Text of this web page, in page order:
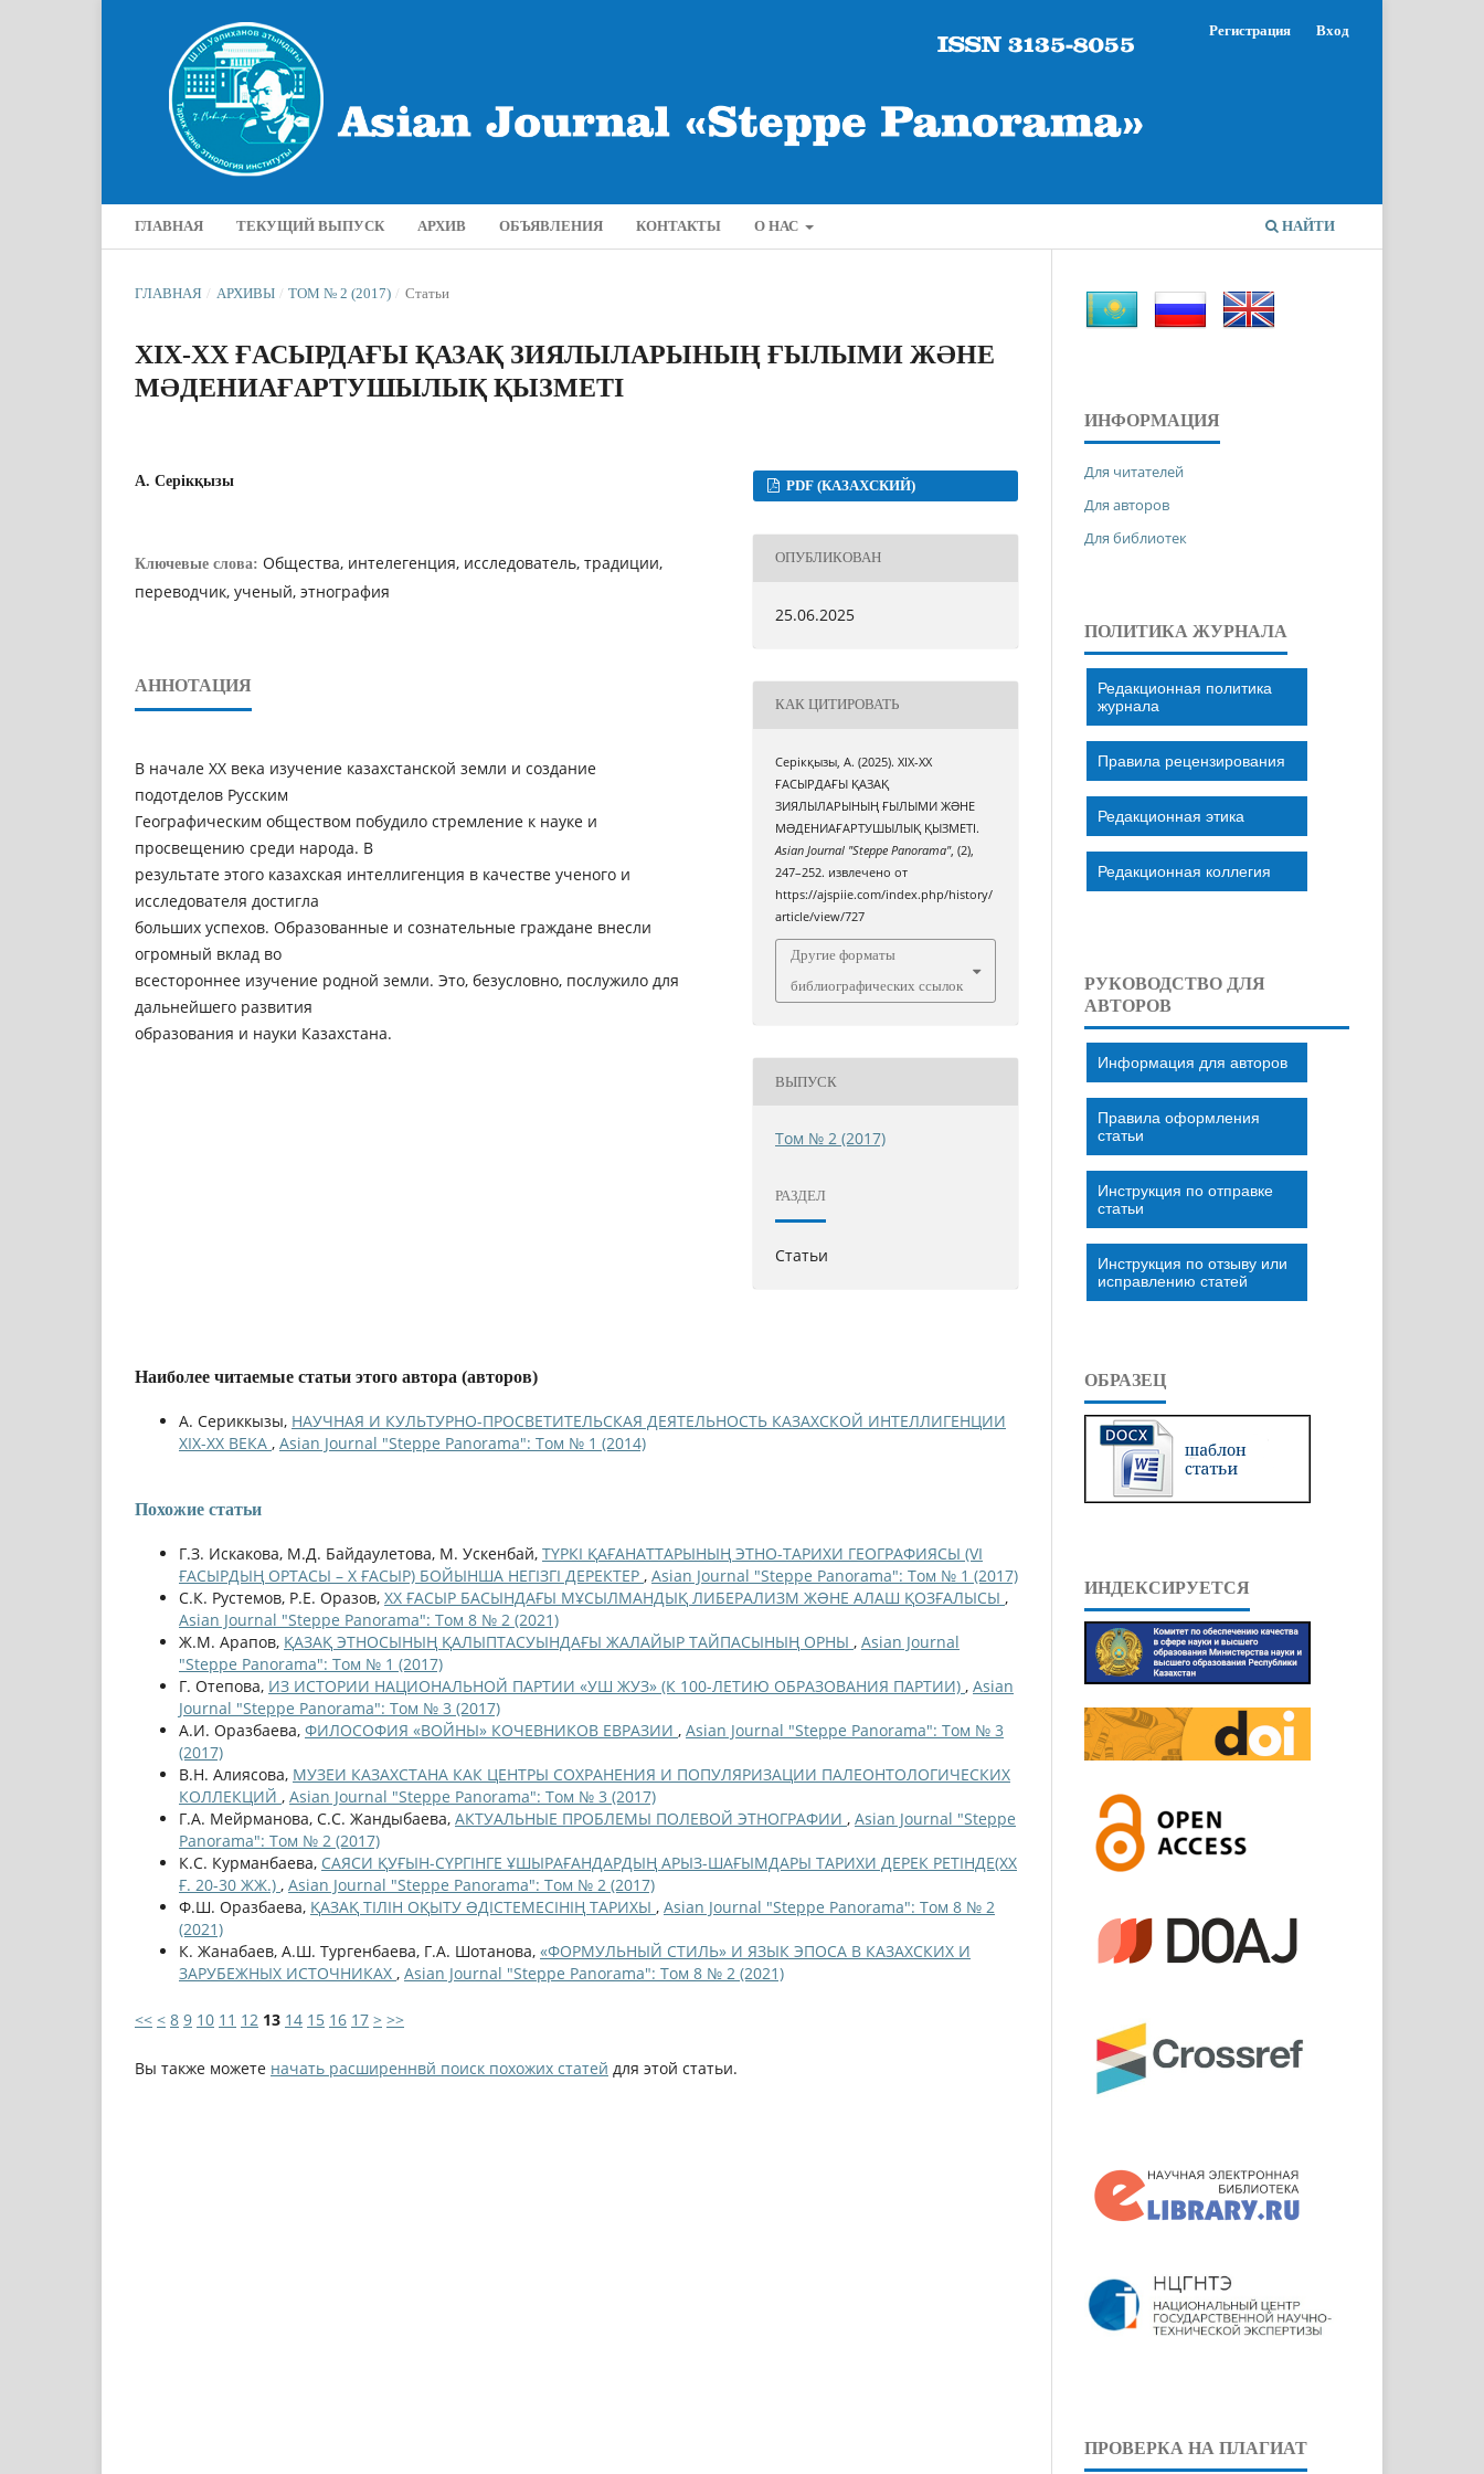
ГЛАВНАЯ ТЕКУЩИЙ ВЫПУСК АРХИВ ОБЪЯВЛЕНИЯ КОНТАКТЫ О НАС НАЙТИ
Регистрация Вход
ГЛАВНАЯ / АРХИВЫ / ТОМ № 2 (2017) / Статьи
ХІХ-ХХ ҒАСЫРДАҒЫ ҚАЗАҚ ЗИЯЛЫЛАРЫНЫҢ ҒЫЛЫМИ ЖƏНЕ
МƏДЕНИАҒАРТУШЫЛЫҚ ҚЫЗМЕТІ
А. Серікқызы
Ключевые слова: Общества, интелегенция, исследователь, традиции,
переводчик, ученый, этнография
АННОТАЦИЯ
В начале ХХ века изучение казахстанской земли и создание
подотделов Русским
Географическим обществом побудило стремление к науке и
просвещению среди народа. В
результате этого казахская интеллигенция в качестве ученого и
исследователя достигла
больших успехов. Образованные и сознательные граждане внесли
огромный вклад во
всестороннее изучение родной земли. Это, безусловно, послужило для
дальнейшего развития
образования и науки Казахстана.
PDF (КАЗАХСКИЙ)
ОПУБЛИКОВАН
25.06.2025
КАК ЦИТИРОВАТЬ
Серікқызы, А. (2025). ХІХ-ХХ
ҒАСЫРДАҒЫ ҚАЗАҚ
ЗИЯЛЫЛАРЫНЫҢ ҒЫЛЫМИ ЖƏНЕ
МƏДЕНИАҒАРТУШЫЛЫҚ ҚЫЗМЕТІ.
Asian Journal "Steppe Panorama", (2),
247–252. извлечено от
https://ajspiie.com/index.php/history/
article/view/727
Другие форматы
библиографических ссылок
ВЫПУСК
Том № 2 (2017)
РАЗДЕЛ
Статьи
Наиболее читаемые статьи этого автора (авторов)
А. Сериккызы, НАУЧНАЯ И КУЛЬТУРНО-ПРОСВЕТИТЕЛЬСКАЯ ДЕЯТЕЛЬНОСТЬ КАЗАХСКОЙ ИНТЕЛЛИГЕНЦИИ
ХІХ-ХХ ВЕКА , Asian Journal "Steppe Panorama": Том № 1 (2014)
Похожие статьи
Г.З. Искакова, М.Д. Байдаулетова, М. Ускенбай, ТҮРКІ ҚАҒАНАТТАРЫНЫҢ ЭТНО-ТАРИХИ ГЕОГРАФИЯСЫ (VI
ҒАСЫРДЫҢ ОРТАСЫ – X ҒАСЫР) БОЙЫНША НЕГІЗГІ ДЕРЕКТЕР , Asian Journal "Steppe Panorama": Том № 1 (2017)
С.К. Рустемов, Р.Е. Оразов, ХХ ҒАСЫР БАСЫНДАҒЫ МҰСЫЛМАНДЫҚ ЛИБЕРАЛИЗМ ЖƏНЕ АЛАШ ҚОЗҒАЛЫСЫ ,
Asian Journal "Steppe Panorama": Том 8 № 2 (2021)
Ж.М. Арапов, ҚАЗАҚ ЭТНОСЫНЫҢ ҚАЛЫПТАСУЫНДАҒЫ ЖАЛАЙЫР ТАЙПАСЫНЫҢ ОРНЫ , Asian Journal
"Steppe Panorama": Том № 1 (2017)
Г. Отепова, ИЗ ИСТОРИИ НАЦИОНАЛЬНОЙ ПАРТИИ «УШ ЖУЗ» (К 100-ЛЕТИЮ ОБРАЗОВАНИЯ ПАРТИИ) , Asian
Journal "Steppe Panorama": Том № 3 (2017)
А.И. Оразбаева, ФИЛОСОФИЯ «ВОЙНЫ» КОЧЕВНИКОВ ЕВРАЗИИ , Asian Journal "Steppe Panorama": Том № 3
(2017)
В.Н. Алиясова, МУЗЕИ КАЗАХСТАНА КАК ЦЕНТРЫ СОХРАНЕНИЯ И ПОПУЛЯРИЗАЦИИ ПАЛЕОНТОЛОГИЧЕСКИХ
КОЛЛЕКЦИЙ , Asian Journal "Steppe Panorama": Том № 3 (2017)
Г.А. Мейрманова, С.С. Жандыбаева, АКТУАЛЬНЫЕ ПРОБЛЕМЫ ПОЛЕВОЙ ЭТНОГРАФИИ , Asian Journal "Steppe
Panorama": Том № 2 (2017)
К.С. Курманбаева, САЯСИ ҚУҒЫН-СҮРГІНГЕ ҰШЫРАҒАНДАРДЫҢ АРЫЗ-ШАҒЫМДАРЫ ТАРИХИ ДЕРЕК РЕТІНДЕ(ХХ
Ғ. 20-30 ЖЖ.) , Asian Journal "Steppe Panorama": Том № 2 (2017)
Ф.Ш. Оразбаева, ҚАЗАҚ ТІЛІН ОҚЫТУ ƏДІСТЕМЕСІНІҢ ТАРИХЫ , Asian Journal "Steppe Panorama": Том 8 № 2
(2021)
К. Жанабаев, А.Ш. Тургенбаева, Г.А. Шотанова, «ФОРМУЛЬНЫЙ СТИЛЬ» И ЯЗЫК ЭПОСА В КАЗАХСКИХ И
ЗАРУБЕЖНЫХ ИСТОЧНИКАХ , Asian Journal "Steppe Panorama": Том 8 № 2 (2021)
<< < 8 9 10 11 12 13 14 15 16 17 > >>
Вы также можете начать расширеннвй поиск похожих статей для этой статьи.
ИНФОРМАЦИЯ
Для читателей
Для авторов
Для библиотек
ПОЛИТИКА ЖУРНАЛА
Редакционная политика
журнала
Правила рецензирования
Редакционная этика
Редакционная коллегия
РУКОВОДСТВО ДЛЯ
АВТОРОВ
Информация для авторов
Правила оформления
статьи
Инструкция по отправке
статьи
Инструкция по отзыву или
исправлению статей
ОБРАЗЕЦ
ИНДЕКСИРУЕТСЯ
ПРОВЕРКА НА ПЛАГИАТ